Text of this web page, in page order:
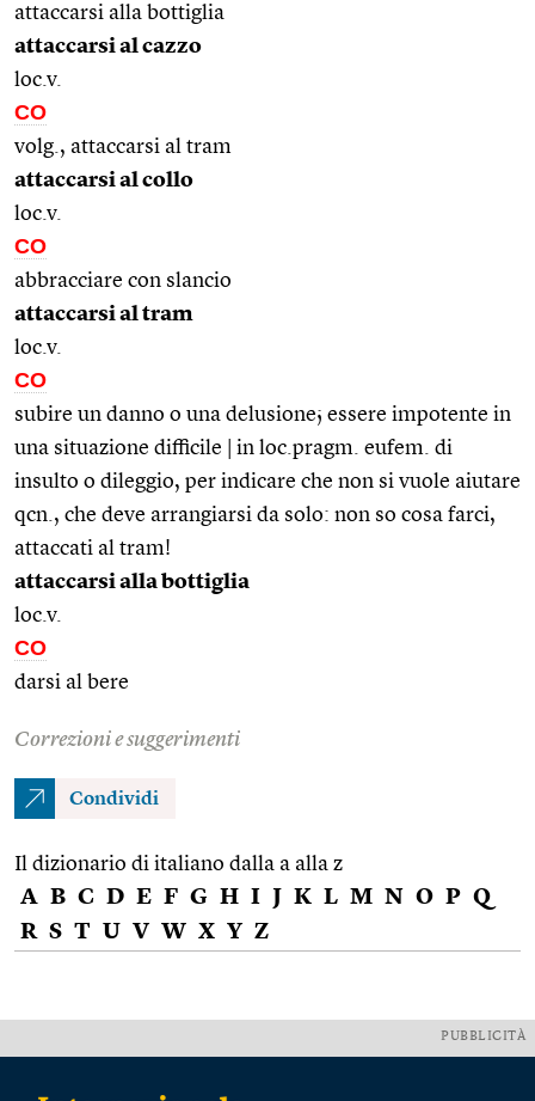
attaccarsi alla bottiglia
attaccarsi al cazzo
loc.v.
CO
volg., attaccarsi al tram
attaccarsi al collo
loc.v.
CO
abbracciare con slancio
attaccarsi al tram
loc.v.
CO
subire un danno o una delusione; essere impotente in
una situazione difficile | in loc.pragm. eufem. di
insulto o dileggio, per indicare che non si vuole aiutare
qcn., che deve arrangiarsi da solo: non so cosa farci,
attaccati al tram!
attaccarsi alla bottiglia
loc.v.
CO
darsi al bere
Correzioni e suggerimenti
Condividi
Il dizionario di italiano dalla a alla z
A B C D E F G H I J K L M N O P Q
R S T U V W X Y Z
PUBBLICITÀ